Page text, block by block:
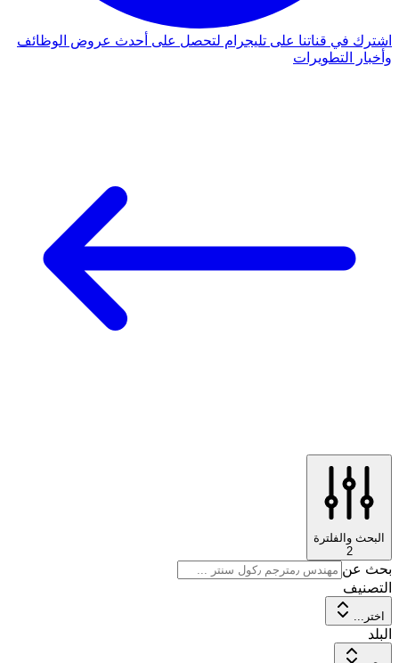
اشترك في قناتنا على تليجرام لتحصل على أحدث عروض الوظائف
وأخبار التطويرات
البحث والفلترة
2
بحث عن
التصنيف
اختر...
البلد